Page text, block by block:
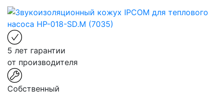
5 лет гарантии
от производителя
Собственный